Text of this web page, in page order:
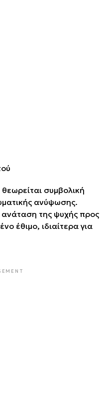
συμβολική
ανύψωσης.
ανάταση της ψυχής προς
έθιμο, ιδιαίτερα για